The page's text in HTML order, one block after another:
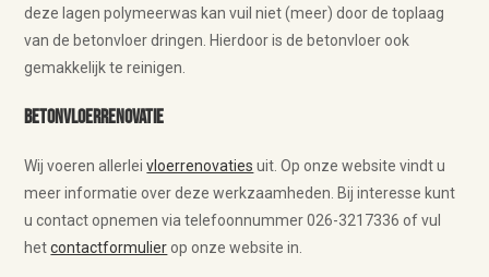
deze lagen polymeerwas kan vuil niet (meer) door de toplaag
van de betonvloer dringen. Hierdoor is de betonvloer ook
gemakkelijk te reinigen.
Betonvloerrenovatie
Wij voeren allerleivloerrenovaties uit. Op onze website vindt u
meer informatie over deze werkzaamheden. Bij interesse kunt
u contact opnemen via telefoonnummer 026-3217336 of vul
hetcontactformulierop onze website in.